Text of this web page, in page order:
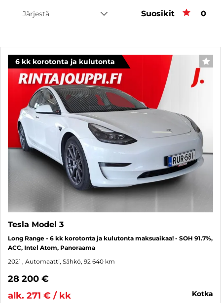
Järjestä Suosikit 0
6 kk korotonta ja kulutonta
Tesla Model 3
Long Range - 6 kk korotonta ja kulutonta maksuaikaa! - SOH 91.7%,
ACC, Intel Atom, Panoraama
2021 , Automaatti, Sähkö, 92 640 km
28 200 €
alk. 271 € / kk
kotka